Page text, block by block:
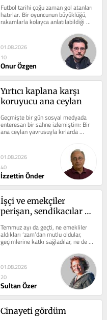
Futbol tarihi çoğu zaman gol atanları
hatırlar. Bir oyuncunun büyüklüğü,
rakamlarla kolayca anlatılabildiği
ölçüde görünür hâle...
01.08.2026
10
Onur Özgen
Yırtıcı kaplana karşı
koruyucu ana ceylan
Geçmişte bir gün sosyal medyada
enteresan bir sahne izlemiştim: Bir
ana ceylan yavrusuyla kırlarda
otlarken, aniden bir kaplanın
01.08.2026
40
İzzettin Önder
İşçi ve emekçiler
perişan, sendikacılar
Temmuz ayı da geçti, ne emekliler
aldıkları ‘zam’dan mutlu oldular,
geçimlerine katkı sağladılar, ne de
milyonlarca asgari ücretli...
01.08.2026
20
Sultan Özer
Cinayeti gördüm